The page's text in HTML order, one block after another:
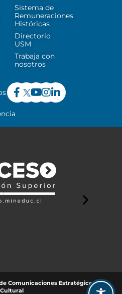
Sistema de
Remuneraciones
Históricas
Directorio
USM
Trabaja con
nosotros
Comunicaciones Estratégicas y